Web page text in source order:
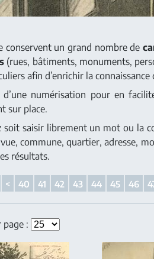
conservent un grand nombre de
(rues, bâtiments, monuments,
afin d’enrichir la
numérisation pour en
sur place.
soit saisir librement un mot ou la
commune, quartier, adresse,
résultats.
< 40 41 42 43 44 45 46
: